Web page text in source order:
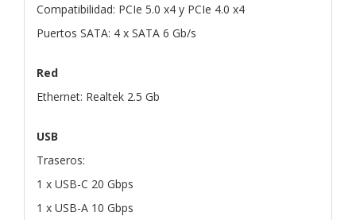
Compatibilidad: PCIe 5.0 x4 y PCIe 4.0 x4
Puertos SATA: 4 x SATA 6 Gb/s
Red
Ethernet: Realtek 2.5 Gb
USB
Traseros:
1 x USB-C 20 Gbps
1 x USB-A 10 Gbps